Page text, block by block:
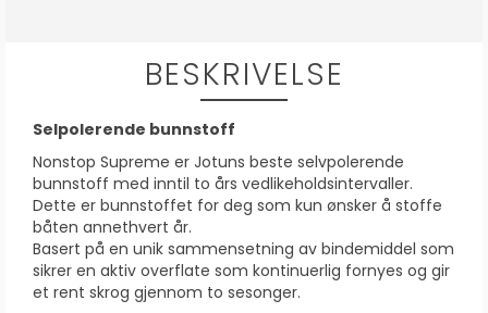
BESKRIVELSE
Selpolerende bunnstoff
Nonstop Supreme er Jotuns beste selvpolerende
bunnstoff med inntil to års vedlikeholdsintervaller.
Dette er bunnstoffet for deg som kun ønsker å stoffe
båten annethvert år.
Basert på en unik sammensetning av bindemiddel som
sikrer en aktiv overflate som kontinuerlig fornyes og gir
et rent skrog gjennom to sesonger.